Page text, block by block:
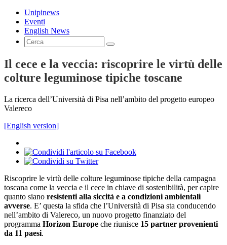
Unipinews
Eventi
English News
Il cece e la veccia: riscoprire le virtù delle
colture leguminose tipiche toscane
La ricerca dell’Università di Pisa nell’ambito del progetto europeo
Valereco
[English version]
Riscoprire le virtù delle colture leguminose tipiche della campagna
toscana come la veccia e il cece in chiave di sostenibilità, per capire
quanto siano resistenti alla siccità e a condizioni ambientali
avverse. E’ questa la sfida che l’Università di Pisa sta conducendo
nell’ambito di Valereco, un nuovo progetto finanziato del
programma Horizon Europe che riunisce 15 partner provenienti
da 11 paesi.